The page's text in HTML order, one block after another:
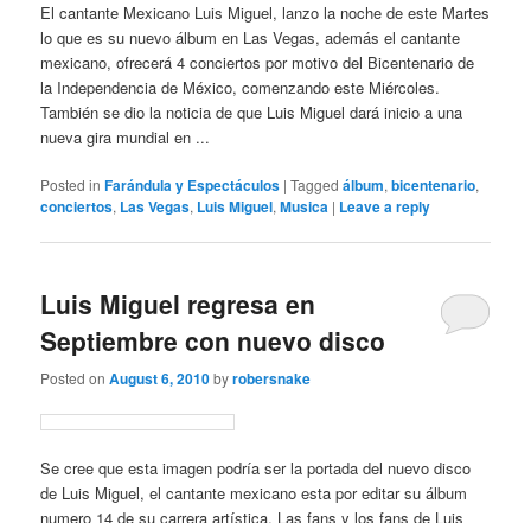
El cantante Mexicano Luis Miguel, lanzo la noche de este Martes
lo que es su nuevo álbum en Las Vegas, además el cantante
mexicano, ofrecerá 4 conciertos por motivo del Bicentenario de
la Independencia de México, comenzando este Miércoles.
También se dio la noticia de que Luis Miguel dará inicio a una
nueva gira mundial en ...
Posted in Farándula y Espectáculos |Tagged álbum,bicentenario,
conciertos, Las Vegas, Luis Miguel,Musica | Leave a reply
Luis Miguel regresa en
Septiembre con nuevo disco
Posted onAugust 6, 2010byrobersnake
Se cree que esta imagen podría ser la portada del nuevo disco
de Luis Miguel, el cantante mexicano esta por editar su álbum
numero 14 de su carrera artística. Las fans y los fans de Luis